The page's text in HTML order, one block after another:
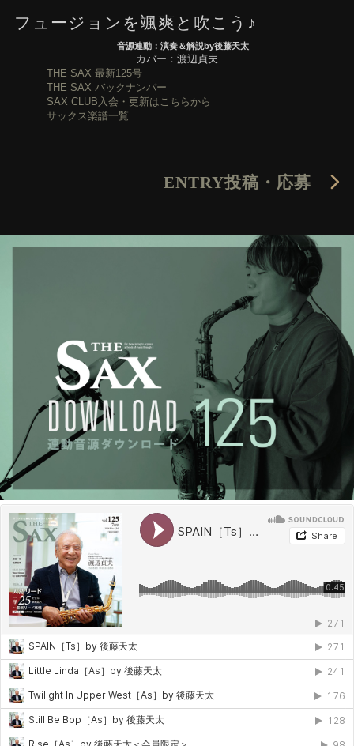
フュージョンを颯爽と吹こう♪
音源連動：演奏＆解説by後藤天太
カバー：渡辺貞夫
THE SAX 最新125号
THE SAX バックナンバー
SAX CLUB入会・更新はこちらから
サックス楽譜一覧
ENTRY投稿・応募